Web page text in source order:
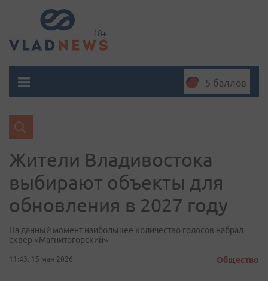
5 баллов
Жители Владивостока
выбирают объекты для
обновления в 2027 году
На данный момент наибольшее количество голосов набрал
сквер «Магнитогорский»
11:43, 15 мая 2026 Общество